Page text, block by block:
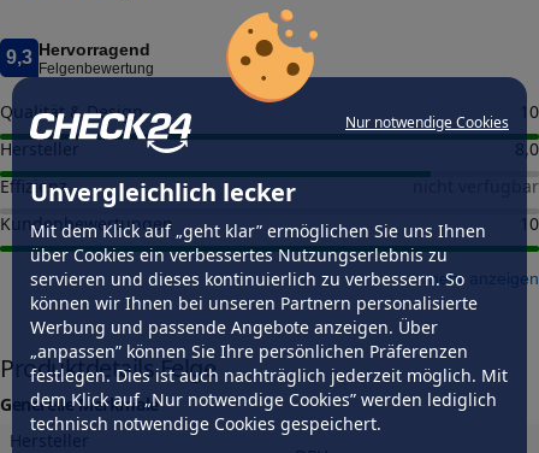
Nur notwendige Cookies
Unvergleichlich lecker
Mit dem Klick auf „geht klar” ermöglichen Sie uns Ihnen
über Cookies ein verbessertes Nutzungserlebnis zu
servieren und dieses kontinuierlich zu verbessern. So
können wir Ihnen bei unseren Partnern personalisierte
Werbung und passende Angebote anzeigen. Über
„anpassen” können Sie Ihre persönlichen Präferenzen
festlegen. Dies ist auch nachträglich jederzeit möglich. Mit
dem Klick auf „Nur notwendige Cookies” werden lediglich
technisch notwendige Cookies gespeichert.
9,3 Hervorragend
Felgenbewertung
Qualität & Design
10
Hersteller
8,0
Effizienz
nicht verfügbar
Kundenbewertungen
10
mehr anzeigen
Produktdetails Felge
Generelle Merkmale
Hersteller